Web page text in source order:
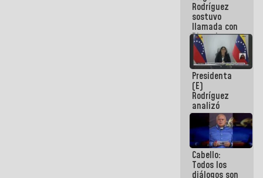
Rodríguez
sostuvo
llamada con
Dinorah
Figuera y
acuerdan
primer
encuentro
presencial
para el
diálogo
Presidenta
(E)
Rodríguez
analizó
junto a
gobernadores
planes de
recuperación
del Sistema
Eléctrico
Cabello:
Todos los
diálogos son